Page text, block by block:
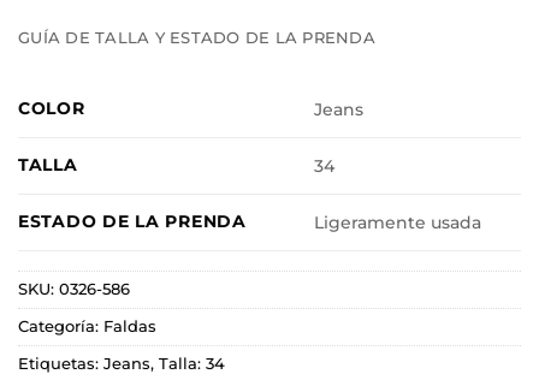
GUÍA DE TALLA Y ESTADO DE LA PRENDA
COLOR Jeans
TALLA 34
ESTADO DE LA PRENDA Ligeramente usada
SKU: 0326-586
Categoría: Faldas
Etiquetas: Jeans, Talla: 34